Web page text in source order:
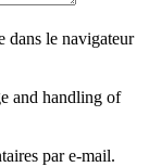
dans le navigateur
and handling of
par e-mail.